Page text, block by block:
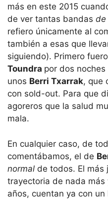
más en este 2015
de ver tantas bandas de
refiero únicamente al
también a esas que
siguiendo). Primero
Toundra por dos
unos Berri Txarrak, que
con sold-out. Para que
agoreros que la salud
mala.
En cualquier caso, de
comentábamos, el de
normal de todos. El más
trayectoria de nada
años, cuentan ya con